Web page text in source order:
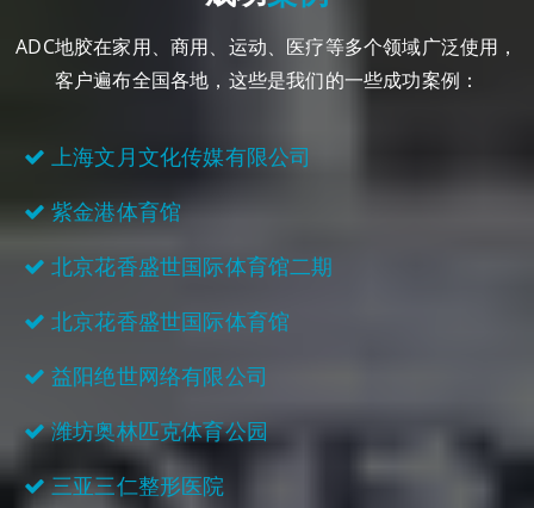
ADC地胶在家用、商用、运动、医疗等多个领域广泛使用，
客户遍布全国各地，这些是我们的一些成功案例：
上海文月文化传媒有限公司
紫金港体育馆
北京花香盛世国际体育馆二期
北京花香盛世国际体育馆
益阳绝世网络有限公司
潍坊奥林匹克体育公园
三亚三仁整形医院